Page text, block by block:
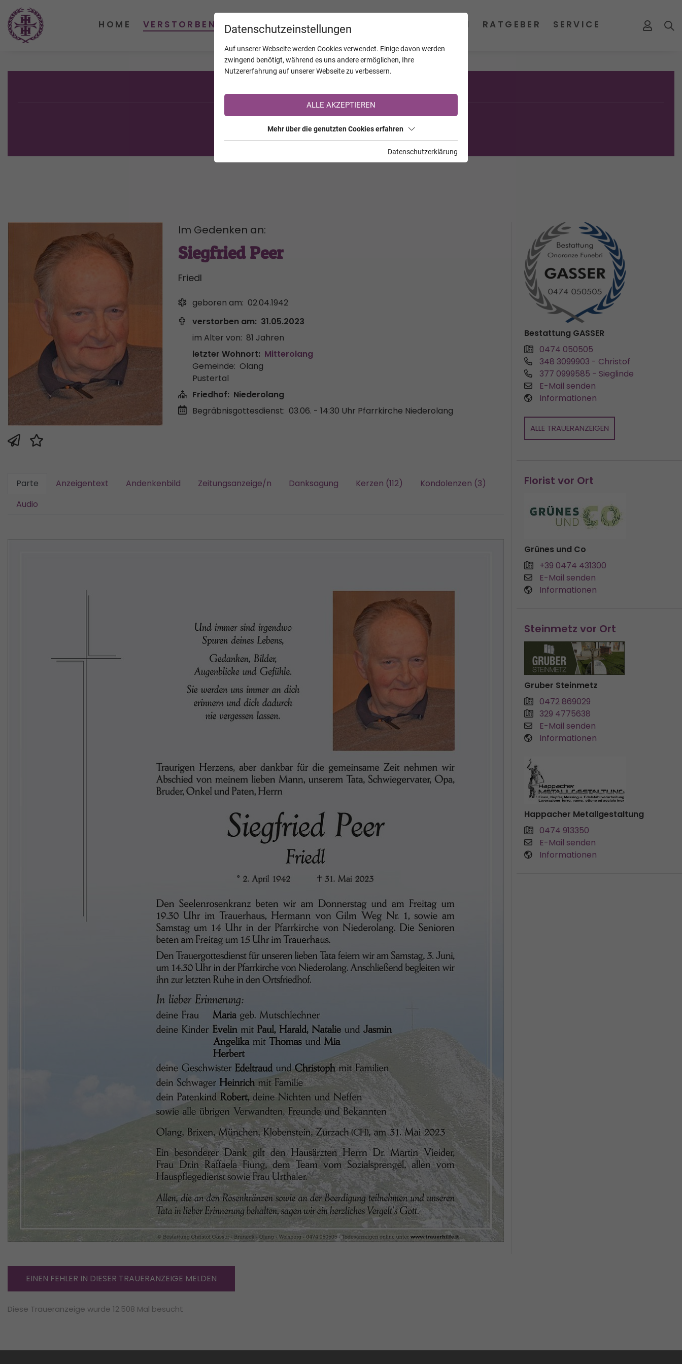
Sie sind noch nicht auf TrauerHilfe.it registriert?
>> zur kostenlosen Registrierung <<
Im Gedenken an:
Siegfried Peer
Friedl
geboren am: 02.04.1942
verstorben am: 31.05.2023
im Alter von: 81 Jahren
letzter Wohnort: Mitterolang
Gemeinde: Olang
Pustertal
Friedhof: Niederolang
Begräbnisgottesdienst: 03.06. - 14:30 Uhr Pfarrkirche Niederolang
Parte Anzeigentext Andenkenbild Zeitungsanzeige/n Danksagung Kerzen (112)
Kondolenzen (3)
Audio
Bestattung GASSER
0474 050505
348 3099903 - Christof
377 0999585 - Sieglinde
E-Mail senden
Informationen
ALLE TRAUERANZEIGEN
Florist vor Ort
Grünes und Co
+39 0474 431300
E-Mail senden
Informationen
Steinmetz vor Ort
Gruber Steinmetz
0472 869029
329 4775638
E-Mail senden
Informationen
Happacher Metallgestaltung
0474 913350
E-Mail senden
Informationen
EINEN FEHLER IN DIESER TRAUERANZEIGE MELDEN
Diese Traueranzeige wurde 12.508 Mal besucht
Datenschutzeinstellungen
Auf unserer Webseite werden Cookies verwendet. Einige davon werden
zwingend benötigt, während es uns andere ermöglichen, Ihre
Nutzererfahrung auf unserer Webseite zu verbessern.
ALLE AKZEPTIEREN
Mehr über die genutzten Cookies erfahren
Datenschutzerklärung
HOME VERSTORBENE KALENDER JAHRESTAGE UNTERNEHMEN RATGEBER SERVICE